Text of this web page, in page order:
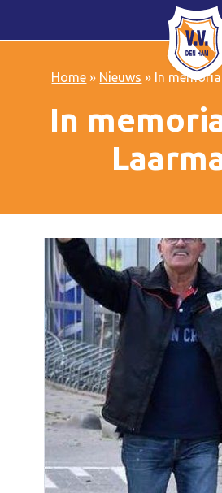
Home » Nieuws » In
In